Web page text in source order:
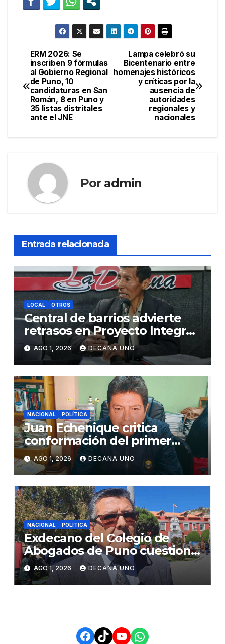
Navegación
de
entradas
Lampa celebró su
Bicentenario entre
homenajes históricos
y críticas por la
ausencia de
autoridades
regionales y
nacionales
ERM 2026: Se
inscriben 9 fórmulas
al Gobierno Regional
de Puno, 10
candidaturas en San
Román, 8 en Puno y
35 listas distritales
ante el JNE
Por admin
Entrada relacionada
LOCAL OTROS
Central de barrios advierte
retrasos en Proyecto Integral
de Agua y Alcantarillado para
Juliaca
AGO 1, 2026 DECANA UNO
NACIONAL POLÍTICA
Juan Echenique critica
conformación del primer
gabinete ministerial de Keiko
Fujimori
AGO 1, 2026 DECANA UNO
NACIONAL POLÍTICA
Exdecano del Colegio de
Abogados de Puno cuestiona
propuestas sobre seguridad
ciudadana
AGO 1, 2026 DECANA UNO
Facebook
TikTokYouTube
WhatsApp